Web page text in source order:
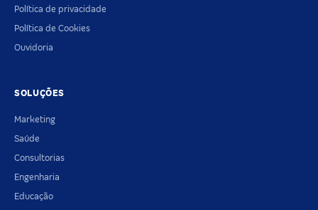
Política de privacidade
Política de Cookies
Ouvidoria
SOLUÇÕES
Marketing
Saúde
Consultorias
Engenharia
Educação